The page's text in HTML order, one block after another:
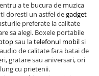
a te bucura de muzica
doresti un astfel degadget
preferate la calitate
sa alegi. Boxele portabile
sau latelefonul mobilsi
de calitate fara batai de
gratare sau aniversari, ori
cu prietenii.